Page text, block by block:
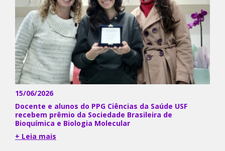
15/06/2026
Docente e alunos do PPG Ciências da Saúde USF
recebem prêmio da Sociedade Brasileira de
Bioquímica e Biologia Molecular
+ Leia mais